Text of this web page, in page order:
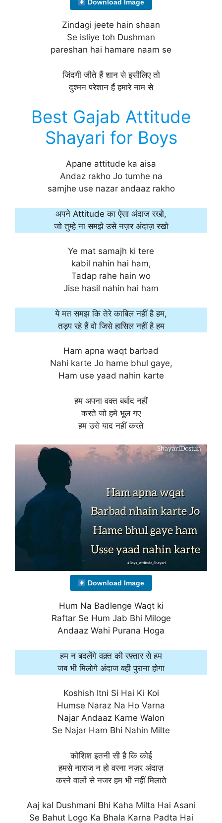
Download Image
Zindagi jeete hain shaan
Se isliye toh Dushman
pareshan hai hamare naam se
जिंदगी जीते हैं शान से इसीलिए तो
दुश्मन परेशान हैं हमारे नाम से
Best Gajab Attitude
Shayari for Boys
Apane attitude ka aisa
Andaz rakho Jo tumhe na
samjhe use nazar andaaz rakho
अपने Attitude का ऐसा अंदाज रखो,
जो तुम्हे ना समझे उसे नज़र अंदाज़ रखो
Ye mat samajh ki tere
kabil nahin hai ham,
Tadap rahe hain wo
Jise hasil nahin hai ham
ये मत समझ कि तेरे काबिल नहीं है हम,
तड़प रहे हैं वो जिसे हासिल नहीं है हम
Ham apna waqt barbad
Nahi karte Jo hame bhul gaye,
Ham use yaad nahin karte
हम अपना वक्त बर्बाद नहीं
करते जो हमे भूल गए
हम उसे याद नहीं करते
Download Image
Hum Na Badlenge Waqt ki
Raftar Se Hum Jab Bhi Miloge
Andaaz Wahi Purana Hoga
हम न बदलेंगे वक़्त की रफ़्तार से हम
जब भी मिलोगे अंदाज वही पुराना होगा
Koshish Itni Si Hai Ki Koi
Humse Naraz Na Ho Varna
Najar Andaaz Karne Walon
Se Najar Ham Bhi Nahin Milte
कोशिश इतनी सी है कि कोई
हमसे नाराज न हो वरना नज़र अंदाज़
करने वालों से नजर हम भी नहीं मिलाते
Aaj kal Dushmani Bhi Kaha Milta Hai Asani
Se Bahut Logo Ka Bhala Karna Padta Hai